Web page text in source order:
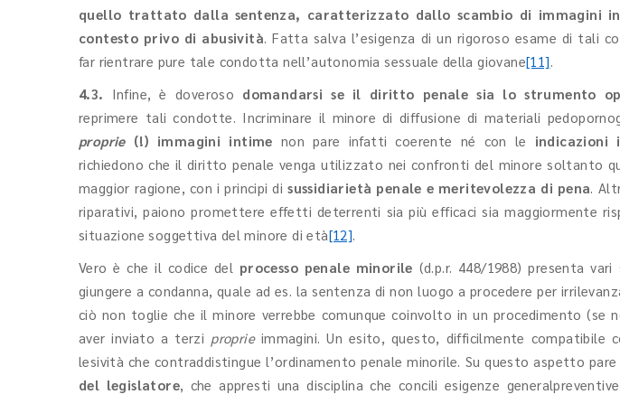
quello trattato dalla sentenza, caratterizzato dallo scambio di immagini
contesto privo di abusività. Fatta salva l’esigenza di un rigoroso esame di tali
far rientrare pure tale condotta nell’autonomia sessuale della giovane[11].
4.3. Infine, è doveroso domandarsi se il diritto penale sia lo strumento
reprimere tali condotte. Incriminare il minore di diffusione di materiali
proprie(!) immagini intime non pare infatti coerente né con le indicazioni
richiedono che il diritto penale venga utilizzato nei confronti del minore soltanto
maggior ragione, con i principi disussidiarietà penale e meritevolezza di pena.
riparativi, paiono promettere effetti deterrenti sia più efficaci sia maggiormente
situazione soggettiva del minore di età[12].
Vero è che il codice del processo penale minorile (d.p.r. 448/1988) presenta
giungere a condanna, quale ad es. la sentenza di non luogo a procedere per
ciò non toglie che il minore verrebbe comunque coinvolto in un procedimento (se
aver inviato a terzi proprieimmagini. Un esito, questo, difficilmente compatibile
lesività che contraddistingue l’ordinamento penale minorile. Su questo aspetto pare
del legislatore, che appresti una disciplina che concili esigenze